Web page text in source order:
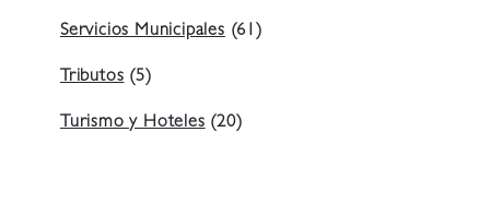
Servicios Municipales(61)
Tributos(5)
Turismo y Hoteles(20)